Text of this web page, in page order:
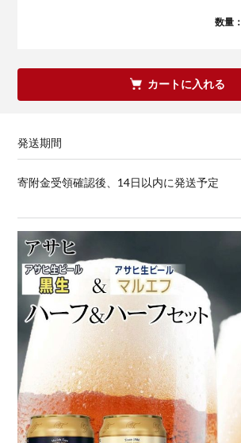
数量：
カートに入れる
発送期間
寄附金受領確認後、14日以内に発送予定